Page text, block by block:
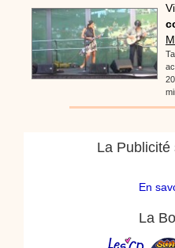
La Publicité
En
La